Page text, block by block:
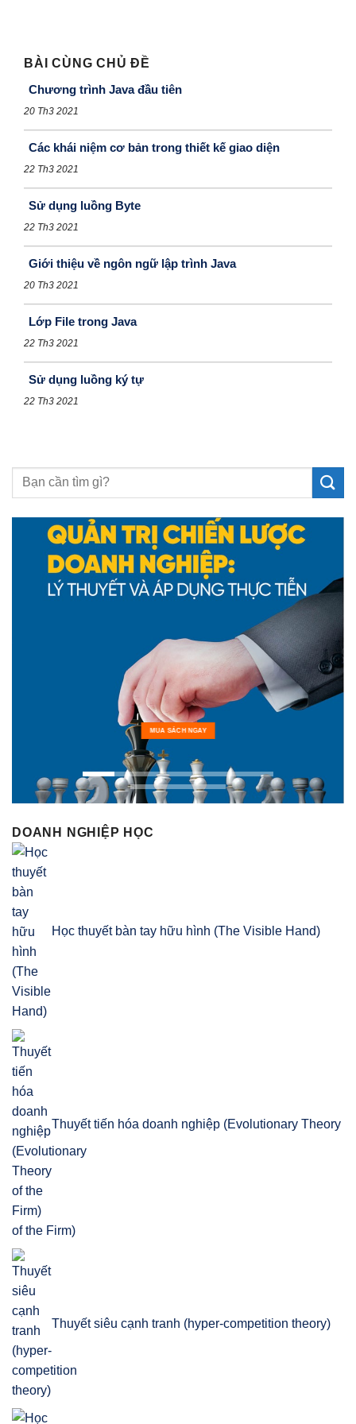
BÀI CÙNG CHỦ ĐỀ
Chương trình Java đầu tiên
20 Th3 2021
Các khái niệm cơ bản trong thiết kế giao diện
22 Th3 2021
Sử dụng luồng Byte
22 Th3 2021
Giới thiệu về ngôn ngữ lập trình Java
20 Th3 2021
Lớp File trong Java
22 Th3 2021
Sử dụng luồng ký tự
22 Th3 2021
MUA SÁCH NGAY
DOANH NGHIỆP HỌC
Học thuyết bàn tay hữu hình (The Visible Hand)
Thuyết tiến hóa doanh nghiệp (Evolutionary Theory
of the Firm)
Thuyết siêu cạnh tranh (hyper-competition theory)